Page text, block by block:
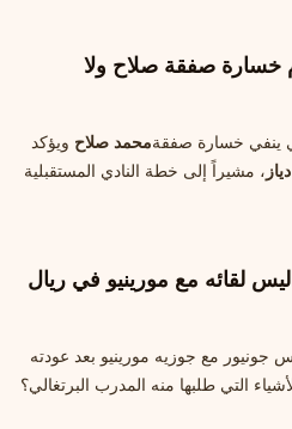
صفقة صلاح ولا
ينفي خسارة صفقةمحمد صلاح ويؤكد
، مشيراً إلى خطة النادي المستقبلية
لقائه مع مورينيو في ريال
مع جوزيه مورينيو بعد عودته
التي طلبها منه المدرب البرتغالي؟